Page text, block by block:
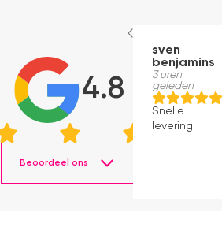
4.8
Beoordeel ons
sven
benjamins
3 uren
geleden
Snelle
levering